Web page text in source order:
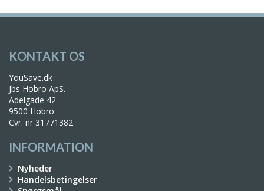
KONTAKT OS
YouSave.dk
Jbs Hobro ApS.
Adelgade 42
9500 Hobro
Cvr. nr 31771382
INFORMATION
Nyheder
Handelsbetingelser